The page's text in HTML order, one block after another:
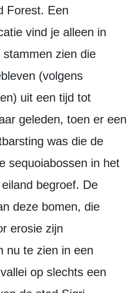
Forest. Een
vind je alleen in
zien die
(volgens
uit een tijd tot
geleden, toen er een
was die de
sequoiabossen in het
begroef. De
deze bomen, die
erosie zijn
nu te zien in een
op slechts een